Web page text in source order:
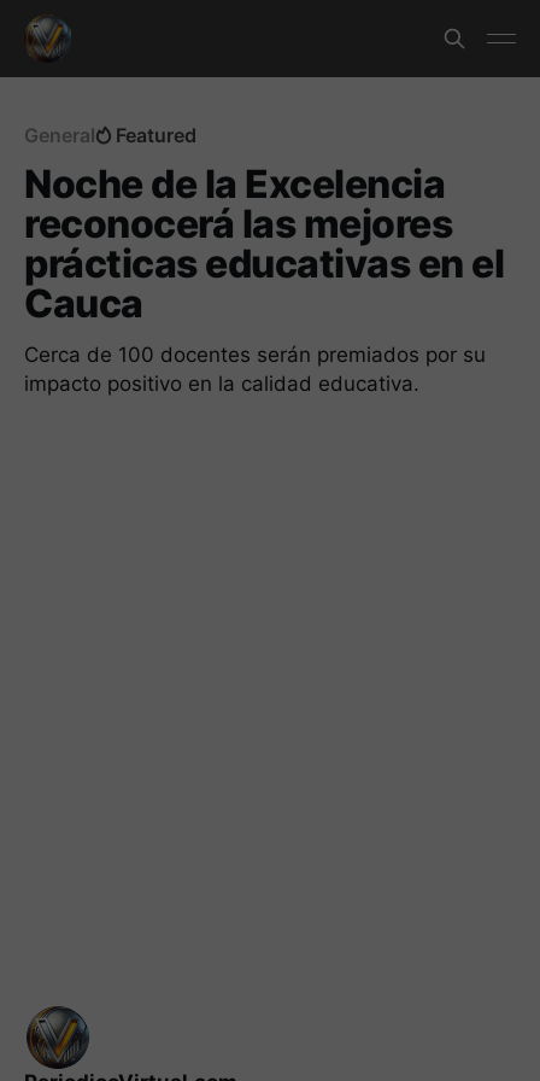
General Featured
Noche de la Excelencia
reconocerá las mejores
prácticas educativas en el
Cauca
Cerca de 100 docentes serán premiados por su
impacto positivo en la calidad educativa.